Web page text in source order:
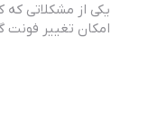
یکی از مشکلاتی که
امکان تغییر